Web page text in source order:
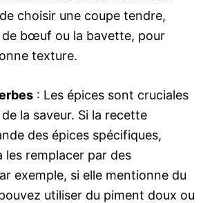
choisir une coupe tendre,
bœuf ou la bavette, pour
texture.
: Les épices sont cruciales
la saveur. Si la recette
des épices spécifiques,
les remplacer par des
exemple, si elle mentionne du
utiliser du piment doux ou